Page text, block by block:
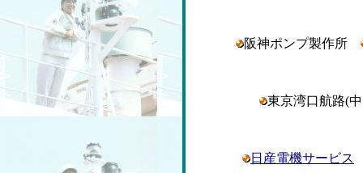
阪神ポンプ製作所
東京湾口航路(
日産電機サービス